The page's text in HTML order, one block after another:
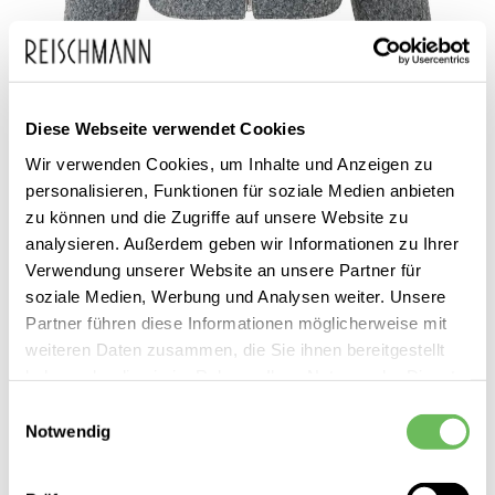
Diese Webseite verwendet Cookies
Wir verwenden Cookies, um Inhalte und Anzeigen zu
personalisieren, Funktionen für soziale Medien anbieten
zu können und die Zugriffe auf unsere Website zu
analysieren. Außerdem geben wir Informationen zu Ihrer
Verwendung unserer Website an unsere Partner für
soziale Medien, Werbung und Analysen weiter. Unsere
Partner führen diese Informationen möglicherweise mit
weiteren Daten zusammen, die Sie ihnen bereitgestellt
Notwendig
Zum
Anfang
der
Bildgalerie
springen
YaYa
Damen Übergangsjacke
149,95 €
inkl. MwSt.
mit einem Klick auf „Vor Ort verfügbar?", wo Ihre Größe vorrätig ist.